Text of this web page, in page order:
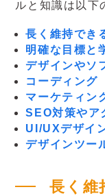
ルと知識は以下
長く維持でき
明確な目標と
デザインやソ
コーディング
マーケティン
SEO対策やア
UI/UXデザイ
デザインツー
長く維